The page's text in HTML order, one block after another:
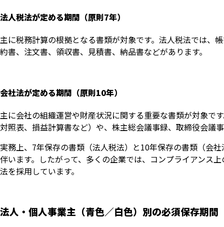
法人税法が定める期間（原則7年）
主に税務計算の根拠となる書類が対象です。法人税法では、
約書、注文書、領収書、見積書、納品書などがあります。
会社法が定める期間（原則10年）
主に会社の組織運営や財産状況に関する重要な書類が対象で
対照表、損益計算書など）や、株主総会議事録、取締役会議
実務上、7年保存の書類（法人税法）と10年保存の書類（会
伴います。したがって、多くの企業では、コンプライアンス
法を採用しています。
法人・個人事業主（青色／白色）別の必須保存期間